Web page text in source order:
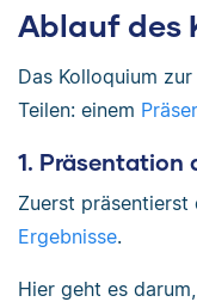
Ablauf des
Das Kolloquium
Teilen: einem
1. Präsentation
Zuerst präsentierst
Ergebnisse.
Hier geht es